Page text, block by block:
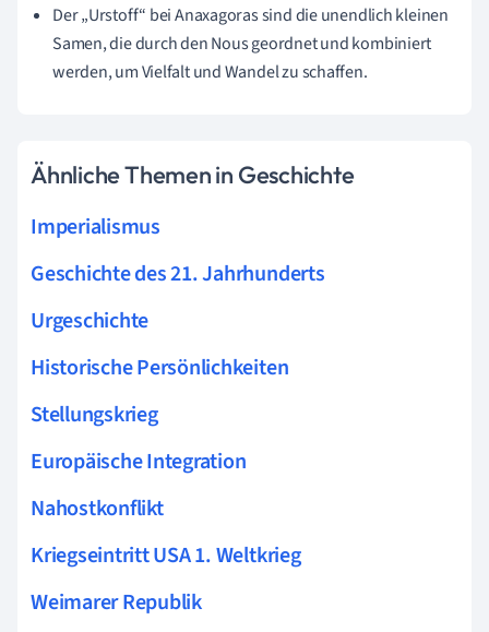
Der „Urstoff“ bei Anaxagoras sind die unendlich kleinen
Samen, die durch den Nous geordnet und kombiniert
werden, um Vielfalt und Wandel zu schaffen.
Ähnliche Themen in Geschichte
Imperialismus
Geschichte des 21. Jahrhunderts
Urgeschichte
Historische Persönlichkeiten
Stellungskrieg
Europäische Integration
Nahostkonflikt
Kriegseintritt USA 1. Weltkrieg
Weimarer Republik